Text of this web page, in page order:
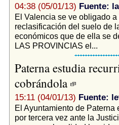
04:38 (05/01/13) Fuente:
El Valencia se ve obligado
reclasificación del suelo de
económicos que de ella se
LAS PROVINCIAS el...
Paterna estudia
cobrándola
15:11 (04/01/13) Fuente:
El Ayuntamiento de
por tercera vez ante la